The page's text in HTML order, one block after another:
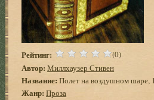
Рейтинг: (0)
Автор: Миллхаузер Стивен
Название: Полет на воздушном шаре,
Жанр: Проза